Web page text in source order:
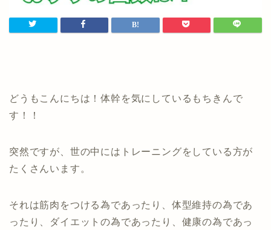
どうもこんにちは！体幹を気にしているもちきんで
す！！
突然ですが、世の中にはトレーニングをしている方が
たくさんいます。
それは筋肉をつける為であったり、体型維持の為であ
ったり、ダイエットの為であったり、健康の為であっ